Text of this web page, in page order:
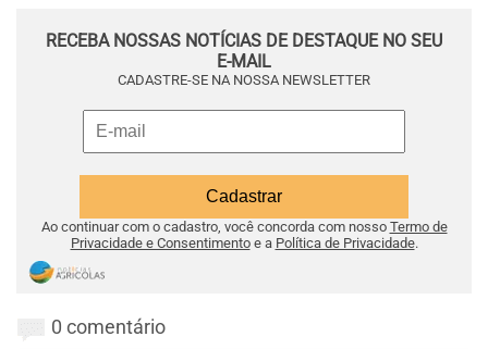
RECEBA NOSSAS NOTÍCIAS DE DESTAQUE NO SEU
E-MAIL
CADASTRE-SE NA NOSSA NEWSLETTER
Ao continuar com o cadastro, você concorda com nosso Termo de
Privacidade e Consentimentoe a Política de Privacidade.
0 comentário